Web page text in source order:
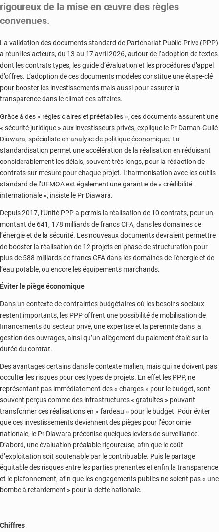
rigoureux de la mise en œuvre des règles
convenues.
La validation des documents standard de Partenariat Public-Privé (PPP)
a réuni les acteurs, du 13 au 17 avril 2026, autour de l’adoption de textes
dont les contrats types, les guide d’évaluation et les procédures d’appel
d’offres. L’adoption de ces documents modèles constitue une étape-clé
pour booster les investissements mais aussi pour assurer la
transparence dans le climat des affaires.
Grâce à des « règles claires et préétablies », ces documents assurent une
« sécurité juridique » aux investisseurs privés, explique le Pr Daman-Guilé
Diawara, spécialiste en analyse de politique économique. La
standardisation permet une accélération de la réalisation en réduisant
considérablement les délais, souvent très longs, pour la rédaction de
contrats sur mesure pour chaque projet. L’harmonisation avec les outils
standard de l’UEMOA est également une garantie de « crédibilité
internationale », insiste le Pr Diawara.
Depuis 2017, l’Unité PPP a permis la réalisation de 10 contrats, pour un
montant de 641, 178 milliards de francs CFA, dans les domaines de
l’énergie et de la sécurité. Les nouveaux documents devraient permettre
de booster la réalisation de 12 projets en phase de structuration pour
plus de 588 milliards de francs CFA dans les domaines de l’énergie et de
l’eau potable, ou encore les équipements marchands.
Éviter le piège économique
Dans un contexte de contraintes budgétaires où les besoins sociaux
restent importants, les PPP offrent une possibilité de mobilisation de
financements du secteur privé, une expertise et la pérennité dans la
gestion des ouvrages, ainsi qu’un allègement du paiement étalé sur la
durée du contrat.
Des avantages certains dans le contexte malien, mais qui ne doivent pas
occulter les risques pour ces types de projets. En effet les PPP, ne
représentant pas immédiatement des « charges » pour le budget, sont
souvent perçus comme des infrastructures « gratuites » pouvant
transformer ces réalisations en « fardeau » pour le budget. Pour éviter
que ces investissements deviennent des pièges pour l’économie
nationale, le Pr Diawara préconise quelques leviers de surveillance.
D’abord, une évaluation préalable rigoureuse, afin que le coût
d’exploitation soit soutenable par le contribuable. Puis le partage
équitable des risques entre les parties prenantes et enfin la transparence
et le plafonnement, afin que les engagements publics ne soient pas « une
bombe à retardement » pour la dette nationale.
Chiffres